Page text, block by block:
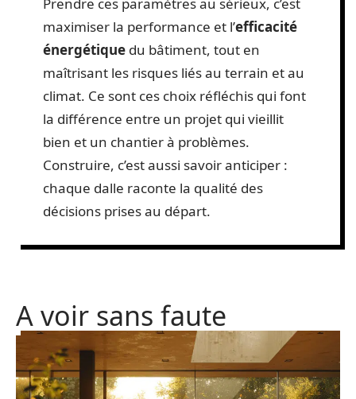
maximiser la performance et l’efficacité
énergétique du bâtiment, tout en
maîtrisant les risques liés au terrain et au
climat. Ce sont ces choix réfléchis qui font
la différence entre un projet qui vieillit
bien et un chantier à problèmes.
Construire, c’est aussi savoir anticiper :
chaque dalle raconte la qualité des
décisions prises au départ.
A voir sans faute